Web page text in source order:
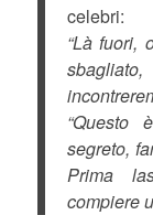
celebri:
“Là fuori,
“Questo
segreto,
Prima
compiere